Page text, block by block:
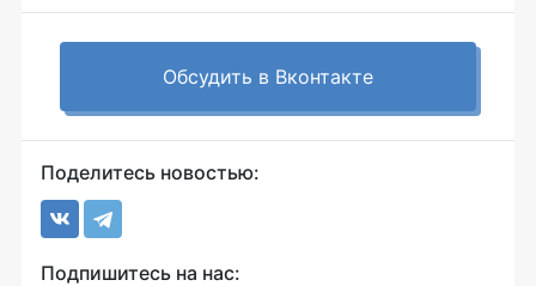
Обсудить в Вконтакте
Поделитесь новостью:
Подпишитесь на нас: